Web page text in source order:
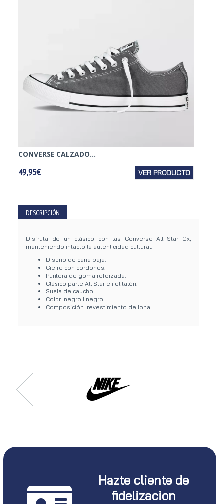
CONVERSE CALZADO...
49,95€ VER PRODUCTO
DESCRIPCIÓN
Disfruta de un clásico con las Converse All Star Ox,
manteniendo intacto la autenticidad cultural.
Diseño de caña baja.
Cierre con cordones.
Puntera de goma reforzada.
Clásico parte All Star en el talón.
Suela de caucho.
Color: negro I negro.
Composición: revestimiento de lona.
Hazte cliente de
fidelizacion